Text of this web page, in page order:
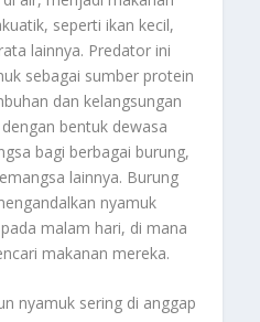
seperti ikan kecil,
lainnya. Predator ini
sebagai sumber protein
dan kelangsungan
bentuk dewasa
bagi berbagai burung,
lainnya. Burung
nyamuk
malam hari, di mana
makanan mereka.
nyamuk sering di anggap